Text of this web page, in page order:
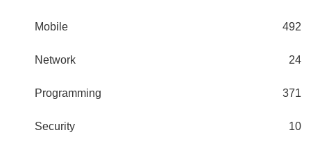
Mobile 492
Network 24
Programming 371
Security 10